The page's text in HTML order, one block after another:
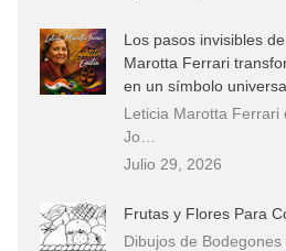
Los pasos invisibles
Marotta Ferrari
en un símbolo
Leticia Marotta Ferrari
Jo…
Julio 29, 2026
Frutas y Flores Para
Dibujos de